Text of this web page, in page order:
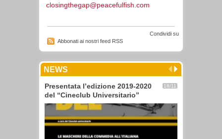
closingthegap@peacefulfish.com
Condividi su
Abbonati ai nostri feed RSS
NEWS
18/11
Presentata l’edizione 2019-2020
del “Cineclub Universitario”